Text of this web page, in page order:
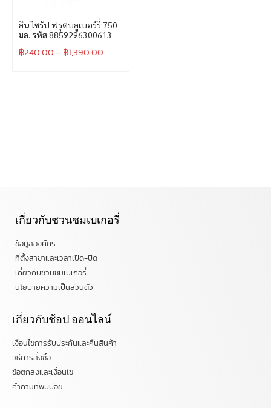
ลิน ไซรัป ฟรุตบลูเบอร์รี่ 750
มล. รหัส 8859296300613
฿240.00– ฿1,390.00
เกี่ยวกับชวนชมเบเกอรี่
ข้อมูลองค์กร
ที่ตั้งสาขาและเวลาเปิด-ปิด
เกี่ยวกับชวนชมเบเกอรี่
นโยบายความเป็นส่วนตัว
เกี่ยวกับช้อป ออนไลน์
เงื่อนไขการรับประกันและคืนสินค้า
วิธีการสั่งซื้อ
ข้อตกลงและเงื่อนไข
คำถามที่พบบ่อย